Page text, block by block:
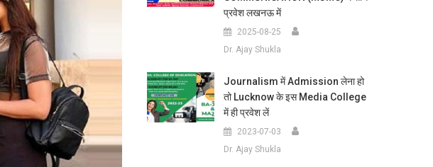
प्रवेश लखनऊ में
2025-08-25
Dr. Ajay Shukla
Journalism में Admission लेना हो
तो Lucknow के इस Media College
में ही प्रवेश लें
2023-07-03
Dr. Ajay Shukla